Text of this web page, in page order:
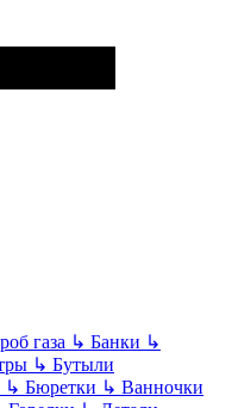
газа ↳ Банки ↳
↳ Бутыли
↳ Бюретки ↳ Ванночки